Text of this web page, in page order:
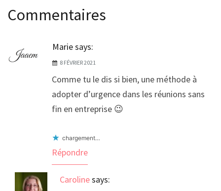
Commentaires
Mariesays:
8 FÉVRIER 2021
Comme tu le dis si bien, une méthode à
adopter d’urgence dans les réunions sans
fin en entreprise 😉
chargement…
Répondre
Carolinesays: